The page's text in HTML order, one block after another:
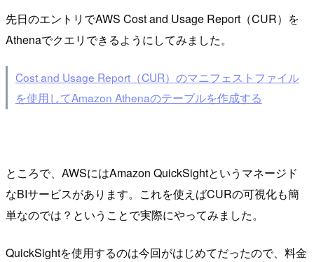
先日のエントリでAWS Cost and Usage Report（CUR）を
Athenaでクエリできるようにしてみました。
Cost and Usage Report（CUR）のマニフェストファイル
を使用してAmazon Athenaのテーブルを作成する
ところで、AWSにはAmazon QuickSightというマネージド
なBIサービスがあります。これを使えばCURの可視化も簡
単なのでは？ということで実際にやってみました。
QuickSightを使用するのは今回がはじめてだったので、料金